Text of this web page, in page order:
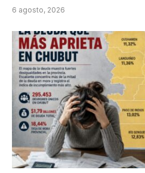
6 agosto, 2026